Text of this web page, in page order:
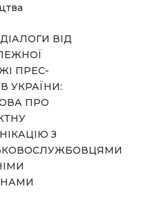
ВІД
ПРЕС-
УКРАЇНИ:
ПРО
З